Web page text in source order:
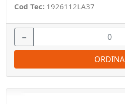
Cod Tec: 1926112LA37
−
ORDINA